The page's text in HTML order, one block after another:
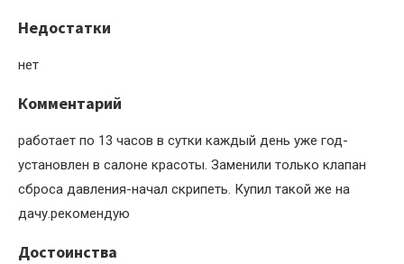
Недостатки
нет
Комментарий
работает по 13 часов в сутки каждый день уже год-
установлен в салоне красоты. Заменили только клапан
сброса давления-начал скрипеть. Купил такой же на
дачу.рекомендую
Достоинства